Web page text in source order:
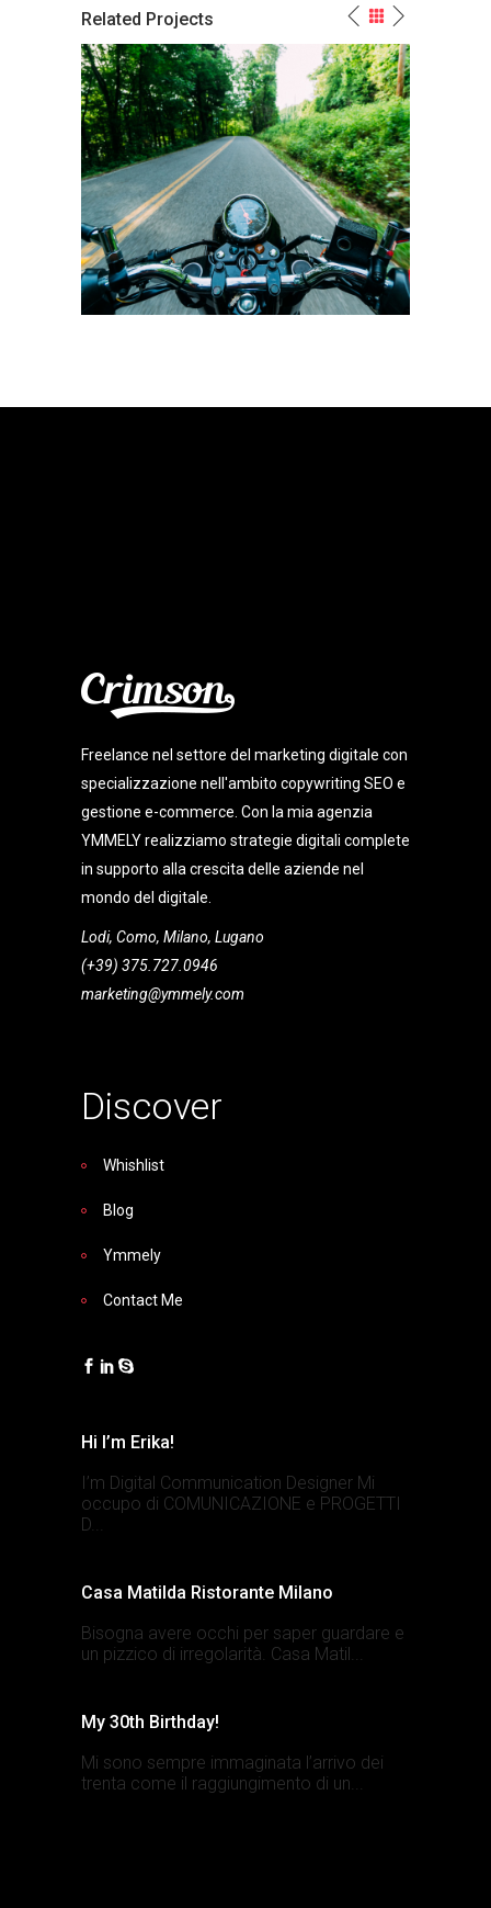
Related Projects
Boost Presence Ymmely
Freelance nel settore del marketing digitale con
specializzazione nell'ambito copywriting SEO e
gestione e-commerce. Con la mia agenzia
YMMELY realizziamo strategie digitali complete
in supporto alla crescita delle aziende nel
mondo del digitale.
Lodi, Como, Milano, Lugano
(+39) 375.727.0946
marketing@ymmely.com
Discover
Whishlist
Blog
Ymmely
Contact Me
Hi I’m Erika!
I’m Digital Communication Designer Mi
occupo di COMUNICAZIONE e PROGETTI
D...
Casa Matilda Ristorante Milano
Bisogna avere occhi per saper guardare e
un pizzico di irregolarità. Casa Matil...
My 30th Birthday!
Mi sono sempre immaginata l’arrivo dei
trenta come il raggiungimento di un...